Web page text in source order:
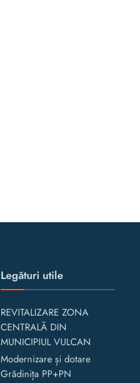
Legături utile
REVITALIZARE ZONA
CENTRALĂ DIN
MUNICIPIUL VULCAN
Modernizare și dotare
Grădinița PP+PN